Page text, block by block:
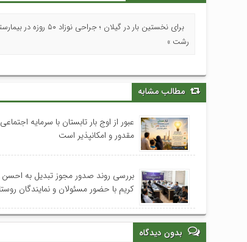
رشت »
مطالب مشابه
عبور از اوج بار تابستان با سرمایه
مقدور و امکانپذیر است
بررسی روند صدور مجوز تبدیل به
کریم با حضور مسئولان و نمایندگان
بدون دیدگاه